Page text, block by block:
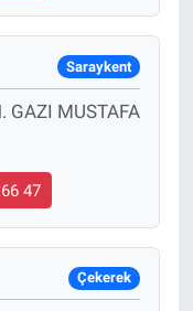
Saraykent
GAZI MUSTAFA
47
Çekerek